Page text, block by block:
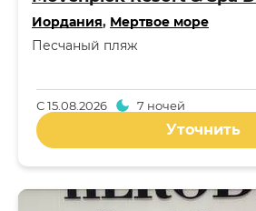
Иордания, Мертвое море
Песчаный пляж
С15.08.2026 7 ночей
Уточнить